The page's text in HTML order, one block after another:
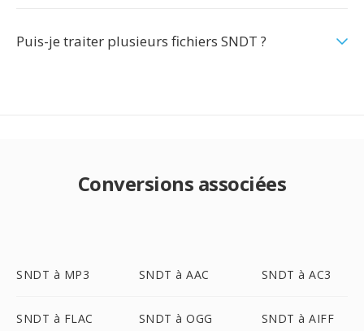
Puis-je traiter plusieurs fichiers SNDT ?
Conversions associées
SNDT à MP3 SNDT à AAC SNDT à AC3
SNDT à FLAC SNDT à OGG SNDT à AIFF